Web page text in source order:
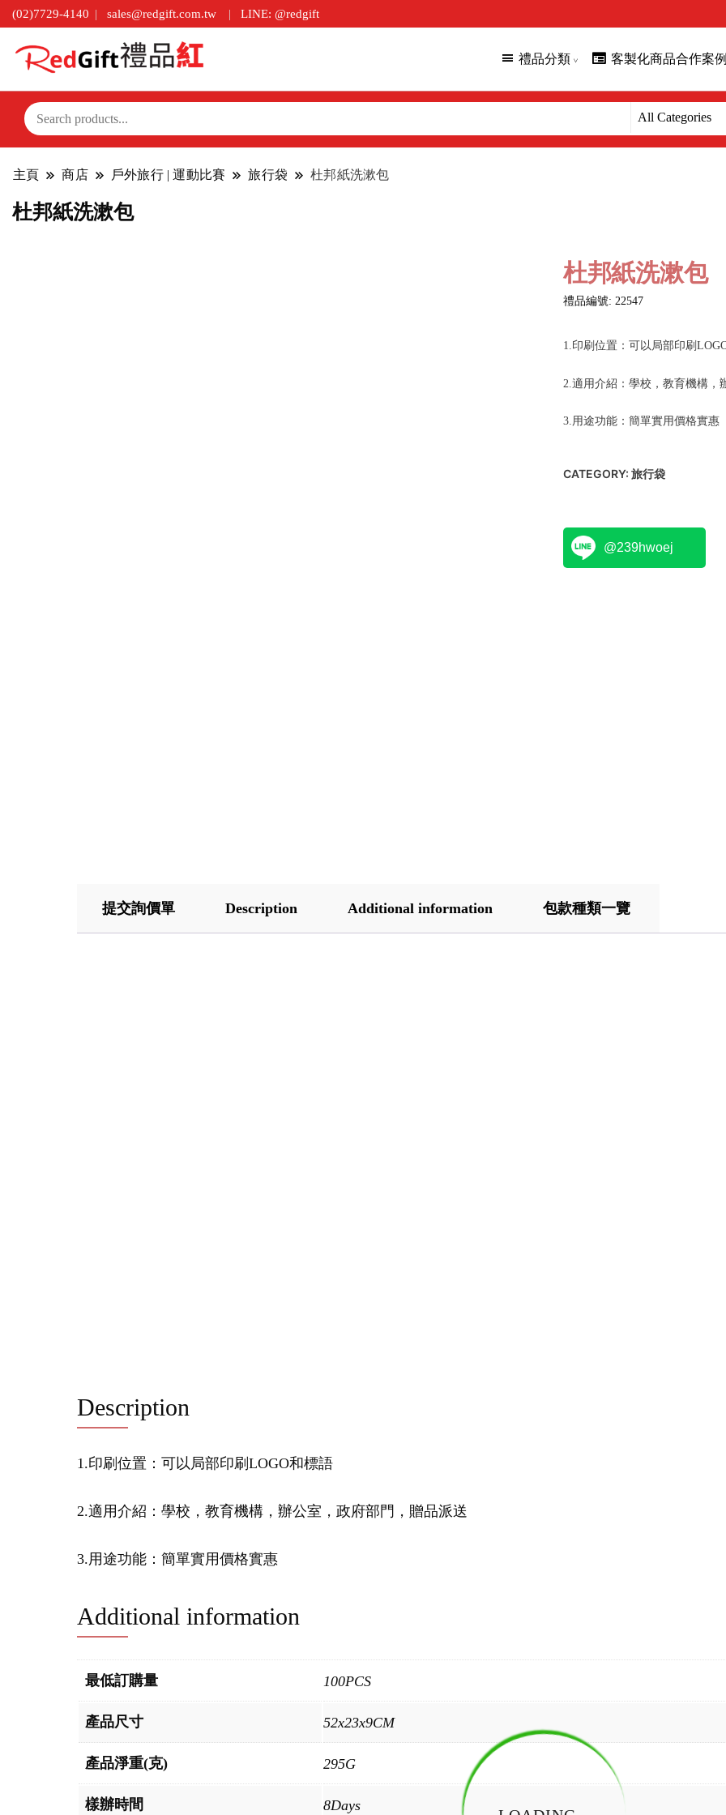
(02)7729-4140 sales@redgift.com.tw LINE: @redgift
禮品分類 客製化商品合作案例
主頁 商店 戶外旅行 | 運動比賽 旅行袋 杜邦紙洗漱包
杜邦紙洗漱包
杜邦紙洗漱包
禮品編號: 22547
1.印刷位置：可以局部印刷
2.適用介紹：學校，教育機構，
3.用途功能：簡單實用價格實惠
CATEGORY:旅行袋
@239hwoej
提交詢價單 Description Additional information 包款種類一覽
Description
1.印刷位置：可以局部印刷LOGO和標語
2.適用介紹：學校，教育機構，辦公室，政府部門，贈品派送
3.用途功能：簡單實用價格實惠
Additional information
最低訂購量 100PCS
產品尺寸 52x23x9CM
產品淨重(克) 295G
樣辦時間 8Days